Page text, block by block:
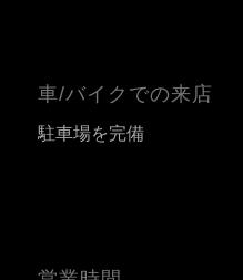
車/バイクでの来店
駐車場を完備